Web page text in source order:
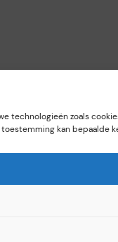
technologieën zoals
kan bepaalde